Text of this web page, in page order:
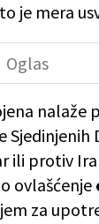
je mera
nalaže
Sjedinjenih
ili protiv
ovlašćenje
za